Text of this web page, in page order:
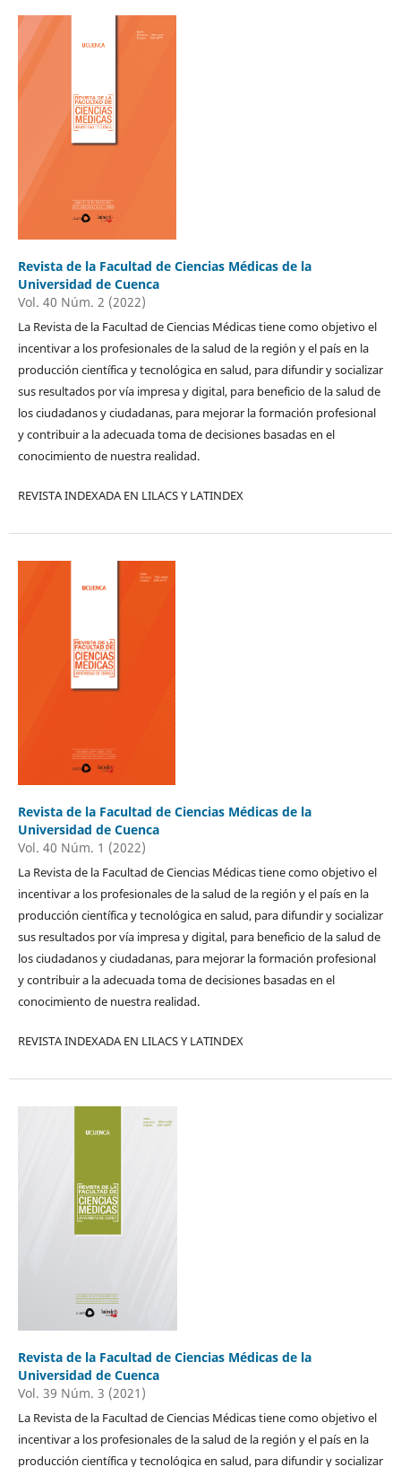
Revista de la Facultad de Ciencias Médicas de la
Universidad de Cuenca
Vol. 40 Núm. 2 (2022)
La Revista de la Facultad de Ciencias Médicas tiene como objetivo el
incentivar a los profesionales de la salud de la región y el país en la
producción científica y tecnológica en salud, para difundir y socializar
sus resultados por vía impresa y digital, para beneficio de la salud de
los ciudadanos y ciudadanas, para mejorar la formación profesional
y contribuir a la adecuada toma de decisiones basadas en el
conocimiento de nuestra realidad.
REVISTA INDEXADA EN LILACS Y LATINDEX
Revista de la Facultad de Ciencias Médicas de la
Universidad de Cuenca
Vol. 40 Núm. 1 (2022)
La Revista de la Facultad de Ciencias Médicas tiene como objetivo el
incentivar a los profesionales de la salud de la región y el país en la
producción científica y tecnológica en salud, para difundir y socializar
sus resultados por vía impresa y digital, para beneficio de la salud de
los ciudadanos y ciudadanas, para mejorar la formación profesional
y contribuir a la adecuada toma de decisiones basadas en el
conocimiento de nuestra realidad.
REVISTA INDEXADA EN LILACS Y LATINDEX
Revista de la Facultad de Ciencias Médicas de la
Universidad de Cuenca
Vol. 39 Núm. 3 (2021)
La Revista de la Facultad de Ciencias Médicas tiene como objetivo el
incentivar a los profesionales de la salud de la región y el país en la
producción científica y tecnológica en salud, para difundir y socializar